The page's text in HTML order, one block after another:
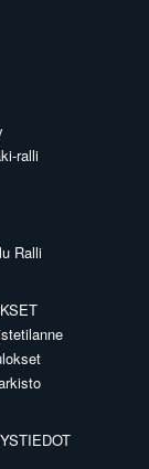
ralli
Ralli